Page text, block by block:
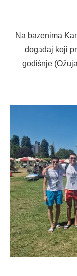
Na bazenima
događaj koji
godišnje